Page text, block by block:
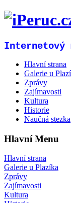
Internetový
Hlavní strana
Galerie u
Zprávy
Zajímavosti
Kultura
Historie
Naučná stezka
Hlavní Menu
Hlavní strana
Galerie u Plazíka
Zprávy
Zajímavosti
Kultura